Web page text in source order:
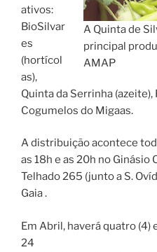
A Quinta de
principal
AMAP
ativos:
BioSilvar
es
(hortícol
as),
Quinta da Serrinha (azeite),
Cogumelos do Migaas.
A distribuição acontece
as 18h e as 20h no Ginásio
Telhado 265 (junto a S.
Gaia .
Em Abril, haverá quatro (4)
24